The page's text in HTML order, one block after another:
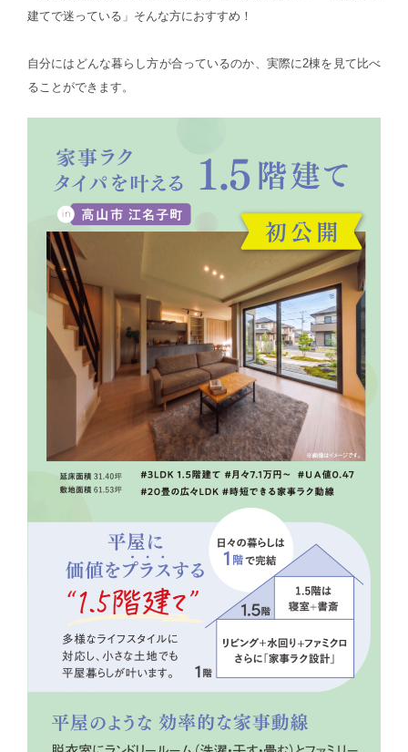
建てで迷っている」そんな方におすすめ！
自分にはどんな暮らし方が合っているのか、実際に2棟を見て比べ
ることができます。